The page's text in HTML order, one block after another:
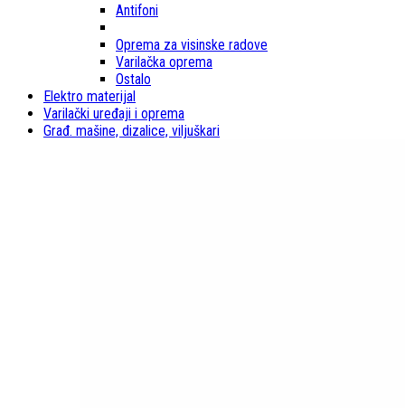
Antifoni
Oprema za visinske radove
Varilačka oprema
Ostalo
Elektro materijal
Varilački uređaji i oprema
Građ. mašine, dizalice, viljuškari